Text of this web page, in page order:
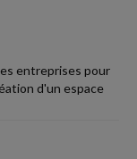
entreprises pour
d'un espace